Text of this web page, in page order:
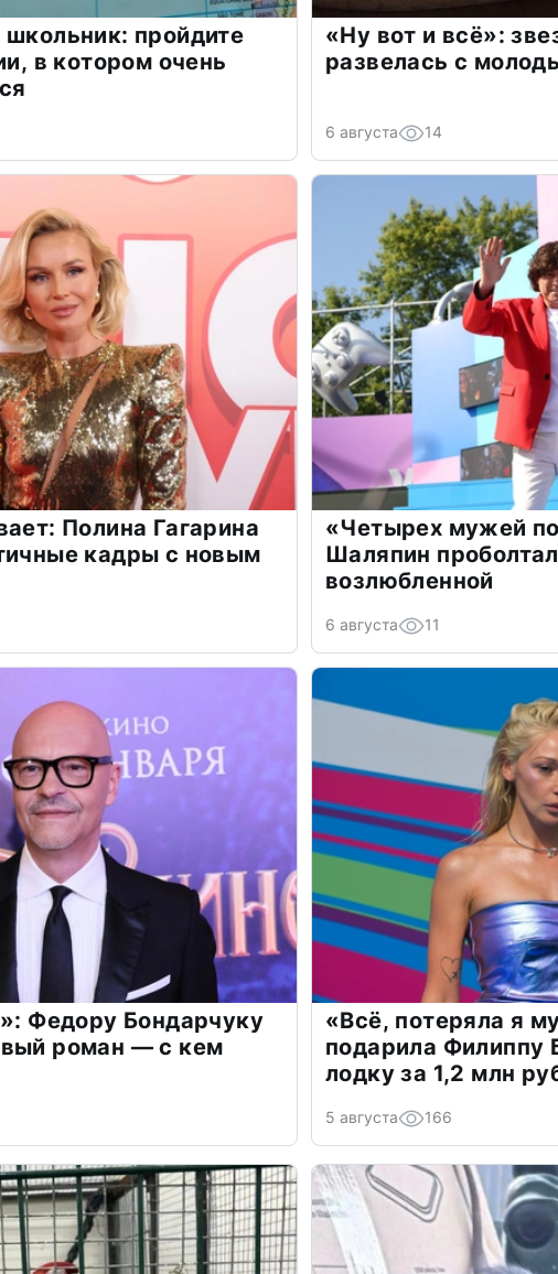
пройдите
в котором очень
«Ну вот и всё»:
развелась с
6 августа 14
Полина Гагарина
кадры с новым
«Четырех мужей
Шаляпин
возлюбленной
6 августа 11
Федору Бондарчуку
роман — с кем
«Всё, потеряла я
подарила Филиппу
лодку за 1,2 млн
5 августа 166